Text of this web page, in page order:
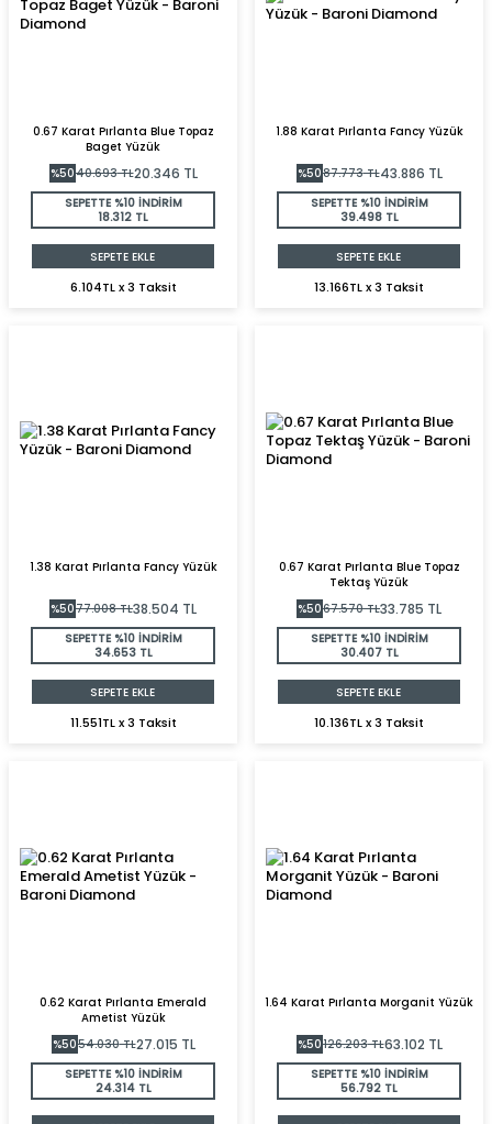
0.67 Karat Pırlanta Blue Topaz
Baget Yüzük
%5040.693TL20.346 TL
SEPETTE %10 İNDİRİM
18.312 TL
SEPETE EKLE
6.104TL x 3 Taksit
1.88 Karat Pırlanta Fancy Yüzük
%5087.773TL43.886 TL
SEPETTE %10 İNDİRİM
39.498 TL
SEPETE EKLE
13.166TL x 3 Taksit
1.38 Karat Pırlanta Fancy Yüzük
%5077.008TL38.504 TL
SEPETTE %10 İNDİRİM
34.653 TL
SEPETE EKLE
11.551TL x 3 Taksit
0.67 Karat Pırlanta Blue Topaz
Tektaş Yüzük
%5067.570TL33.785 TL
SEPETTE %10 İNDİRİM
30.407 TL
SEPETE EKLE
10.136TL x 3 Taksit
0.62 Karat Pırlanta Emerald
Ametist Yüzük
%5054.030TL27.015 TL
SEPETTE %10 İNDİRİM
24.314 TL
1.64 Karat Pırlanta Morganit Yüzük
%50126.203TL63.102 TL
SEPETTE %10 İNDİRİM
56.792 TL